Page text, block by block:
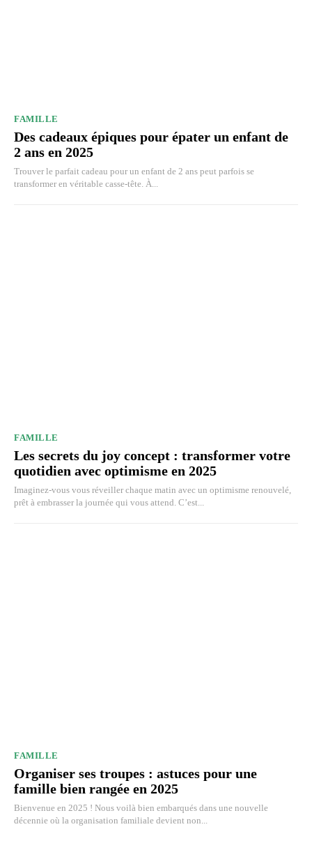
FAMILLE
Des cadeaux épiques pour épater un enfant de
2 ans en 2025
Trouver le parfait cadeau pour un enfant de 2 ans peut parfois se
transformer en véritable casse-tête. À...
FAMILLE
Les secrets du joy concept : transformer votre
quotidien avec optimisme en 2025
Imaginez-vous vous réveiller chaque matin avec un optimisme renouvelé,
prêt à embrasser la journée qui vous attend. C’est...
FAMILLE
Organiser ses troupes : astuces pour une
famille bien rangée en 2025
Bienvenue en 2025 ! Nous voilà bien embarqués dans une nouvelle
décennie où la organisation familiale devient non...